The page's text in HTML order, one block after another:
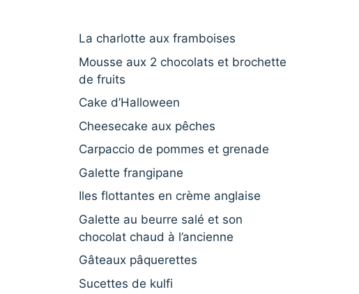
La charlotte aux framboises
Mousse aux 2 chocolats et brochette
de fruits
Cake d’Halloween
Cheesecake aux pêches
Carpaccio de pommes et grenade
Galette frangipane
Iles flottantes en crème anglaise
Galette au beurre salé et son
chocolat chaud à l’ancienne
Gâteaux pâquerettes
Sucettes de kulfi